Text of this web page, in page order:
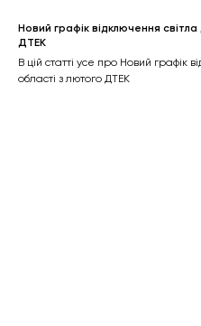
Новий графік відключення світла
ДТЕК
В цій статті усе про Новий графік
області з лютого ДТЕК